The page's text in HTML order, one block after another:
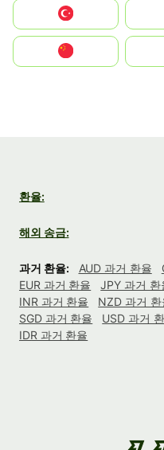
United States
中國香港特別行政區
환율:
해외 송금:
과거 환율: AUD 과거 환율
EUR 과거 환율
JPY 과거 환
INR 과거 환율
NZD 과거 환
SGD 과거 환율
USD 과거
IDR 과거 환율